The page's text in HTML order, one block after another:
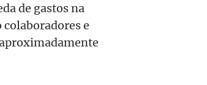
de gastos na
e